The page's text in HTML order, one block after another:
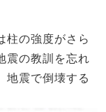
柱の強度がさら
震の教訓を忘れ
地震で倒壊する